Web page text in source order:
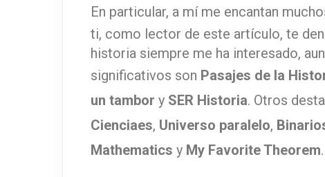
En particular, a mí me encantan
ti, como lector de este artículo, te
historia siempre me ha interesado,
significativos son Pasajes de la
un tambor y SER Historia. Otros
Cienciaes, Universo paralelo,
Mathematics y My Favorite Theorem.